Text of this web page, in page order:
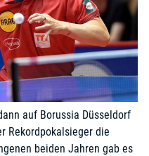
auf Borussia Düsseldorf
Rekordpokalsieger die
beiden Jahren gab es